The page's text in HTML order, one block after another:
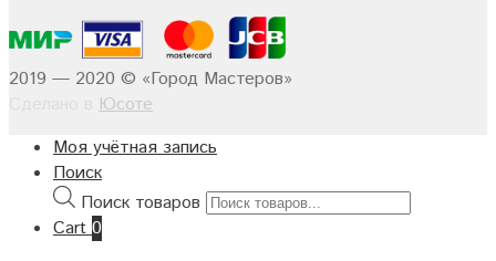
2019 — 2020 © «Город Мастеров»
Юсоте
Моя учётная запись
Поиск
Поиск товаров
Cart0